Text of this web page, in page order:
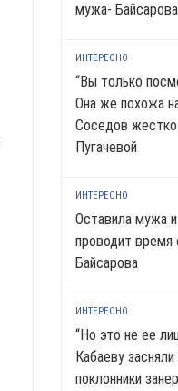
мужа-
ИНТЕРЕСНО
“Вы только
Она же похожа
Соседов
Пугачевой
ИНТЕРЕСНО
Оставила мужа
проводит
Байсарова
ИНТЕРЕСНО
“Но это не ее
Кабаеву
поклонники